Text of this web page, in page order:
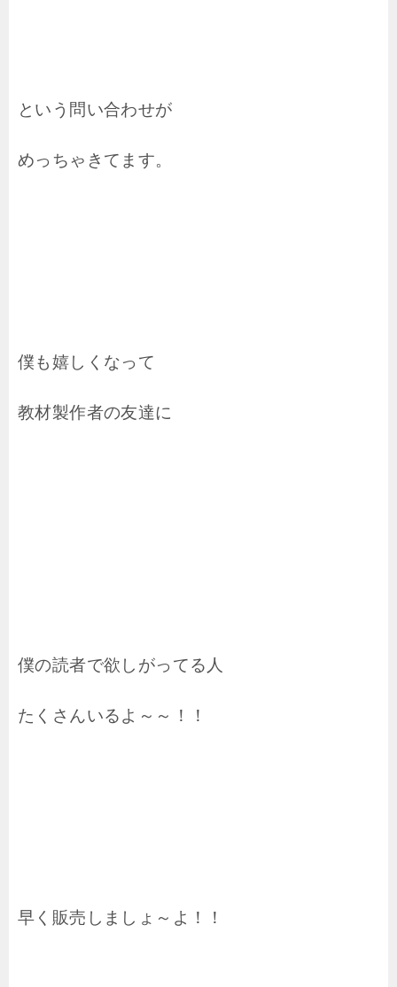
という問い合わせが
めっちゃきてます。
僕も嬉しくなって
教材製作者の友達に
僕の読者で欲しがってる人
たくさんいるよ～～！！
早く販売しましょ～よ！！